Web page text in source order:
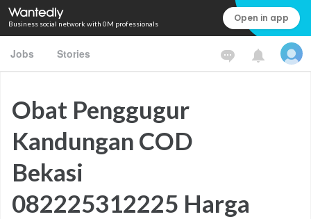
Business social network with 0M professionals Open in app
Jobs Stories
Obat Penggugur
Kandungan COD
Bekasi
082225312225 Harga